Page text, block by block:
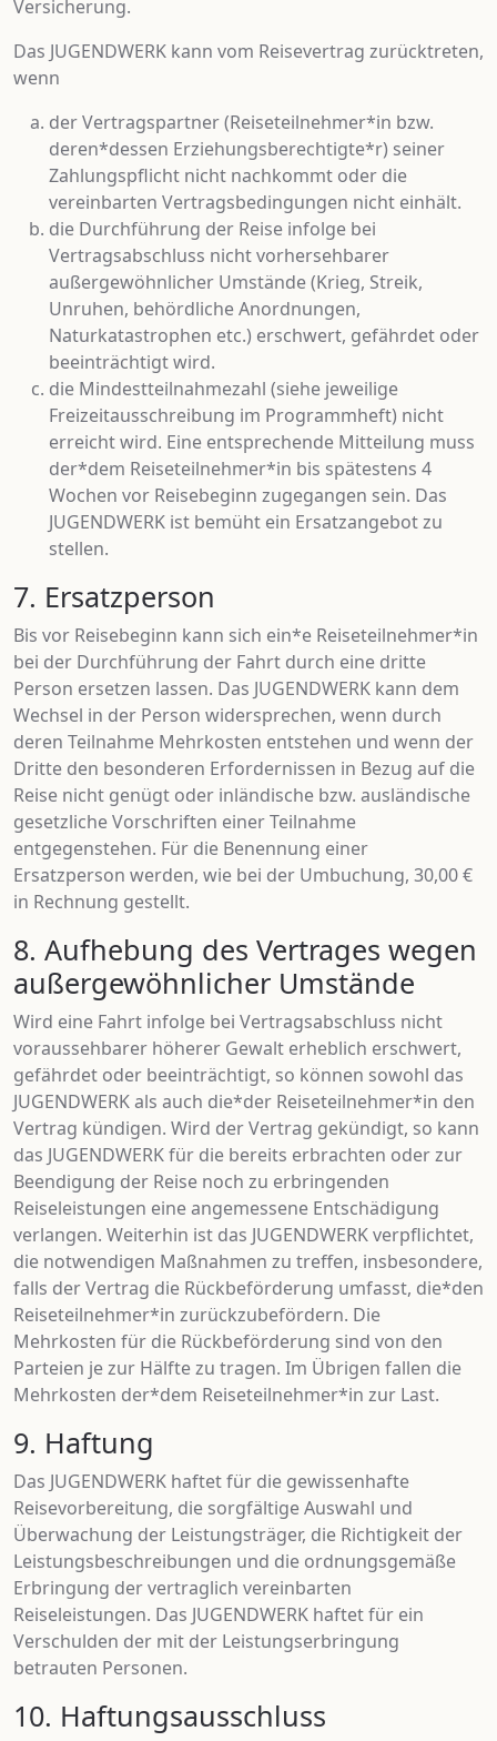
Versicherung.
Das JUGENDWERK kann vom Reisevertrag zurücktreten,
wenn
der Vertragspartner (Reiseteilnehmer*in bzw.
deren*dessen Erziehungsberechtigte*r) seiner
Zahlungspflicht nicht nachkommt oder die
vereinbarten Vertragsbedingungen nicht einhält.
die Durchführung der Reise infolge bei
Vertragsabschluss nicht vorhersehbarer
außergewöhnlicher Umstände (Krieg, Streik,
Unruhen, behördliche Anordnungen,
Naturkatastrophen etc.) erschwert, gefährdet oder
beeinträchtigt wird.
die Mindestteilnahmezahl (siehe jeweilige
Freizeitausschreibung im Programmheft) nicht
erreicht wird. Eine entsprechende Mitteilung muss
der*dem Reiseteilnehmer*in bis spätestens 4
Wochen vor Reisebeginn zugegangen sein. Das
JUGENDWERK ist bemüht ein Ersatzangebot zu
stellen.
7. Ersatzperson
Bis vor Reisebeginn kann sich ein*e Reiseteilnehmer*in
bei der Durchführung der Fahrt durch eine dritte
Person ersetzen lassen. Das JUGENDWERK kann dem
Wechsel in der Person widersprechen, wenn durch
deren Teilnahme Mehrkosten entstehen und wenn der
Dritte den besonderen Erfordernissen in Bezug auf die
Reise nicht genügt oder inländische bzw. ausländische
gesetzliche Vorschriften einer Teilnahme
entgegenstehen. Für die Benennung einer
Ersatzperson werden, wie bei der Umbuchung, 30,00 €
in Rechnung gestellt.
8. Aufhebung des Vertrages wegen
außergewöhnlicher Umstände
Wird eine Fahrt infolge bei Vertragsabschluss nicht
voraussehbarer höherer Gewalt erheblich erschwert,
gefährdet oder beeinträchtigt, so können sowohl das
JUGENDWERK als auch die*der Reiseteilnehmer*in den
Vertrag kündigen. Wird der Vertrag gekündigt, so kann
das JUGENDWERK für die bereits erbrachten oder zur
Beendigung der Reise noch zu erbringenden
Reiseleistungen eine angemessene Entschädigung
verlangen. Weiterhin ist das JUGENDWERK verpflichtet,
die notwendigen Maßnahmen zu treffen, insbesondere,
falls der Vertrag die Rückbeförderung umfasst, die*den
Reiseteilnehmer*in zurückzubefördern. Die
Mehrkosten für die Rückbeförderung sind von den
Parteien je zur Hälfte zu tragen. Im Übrigen fallen die
Mehrkosten der*dem Reiseteilnehmer*in zur Last.
9. Haftung
Das JUGENDWERK haftet für die gewissenhafte
Reisevorbereitung, die sorgfältige Auswahl und
Überwachung der Leistungsträger, die Richtigkeit der
Leistungsbeschreibungen und die ordnungsgemäße
Erbringung der vertraglich vereinbarten
Reiseleistungen. Das JUGENDWERK haftet für ein
Verschulden der mit der Leistungserbringung
betrauten Personen.
10. Haftungsausschluss